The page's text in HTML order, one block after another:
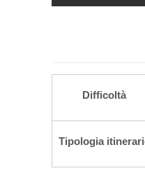
Difficoltà
Tipologia